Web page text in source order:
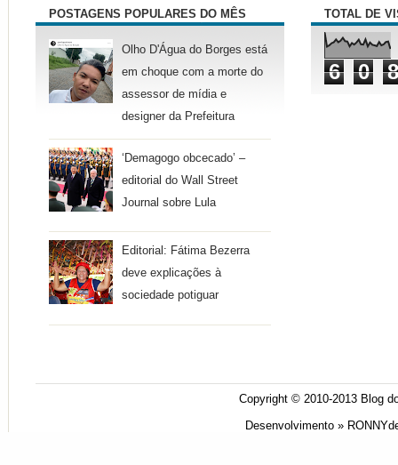
POSTAGENS POPULARES DO MÊS
Olho D'Água do Borges está
em choque com a morte do
assessor de mídia e
designer da Prefeitura
‘Demagogo obcecado’ –
editorial do Wall Street
Journal sobre Lula
Editorial: Fátima Bezerra
deve explicações à
sociedade potiguar
TOTAL DE
6 0 8
Copyright © 2010-2013 Blog
Desenvolvimento »